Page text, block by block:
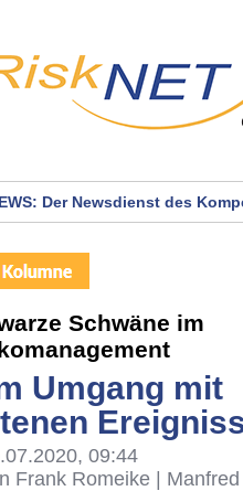
Der Newsdienst des
Schwäne im
Umgang mit
09:44
Frank Romeike |